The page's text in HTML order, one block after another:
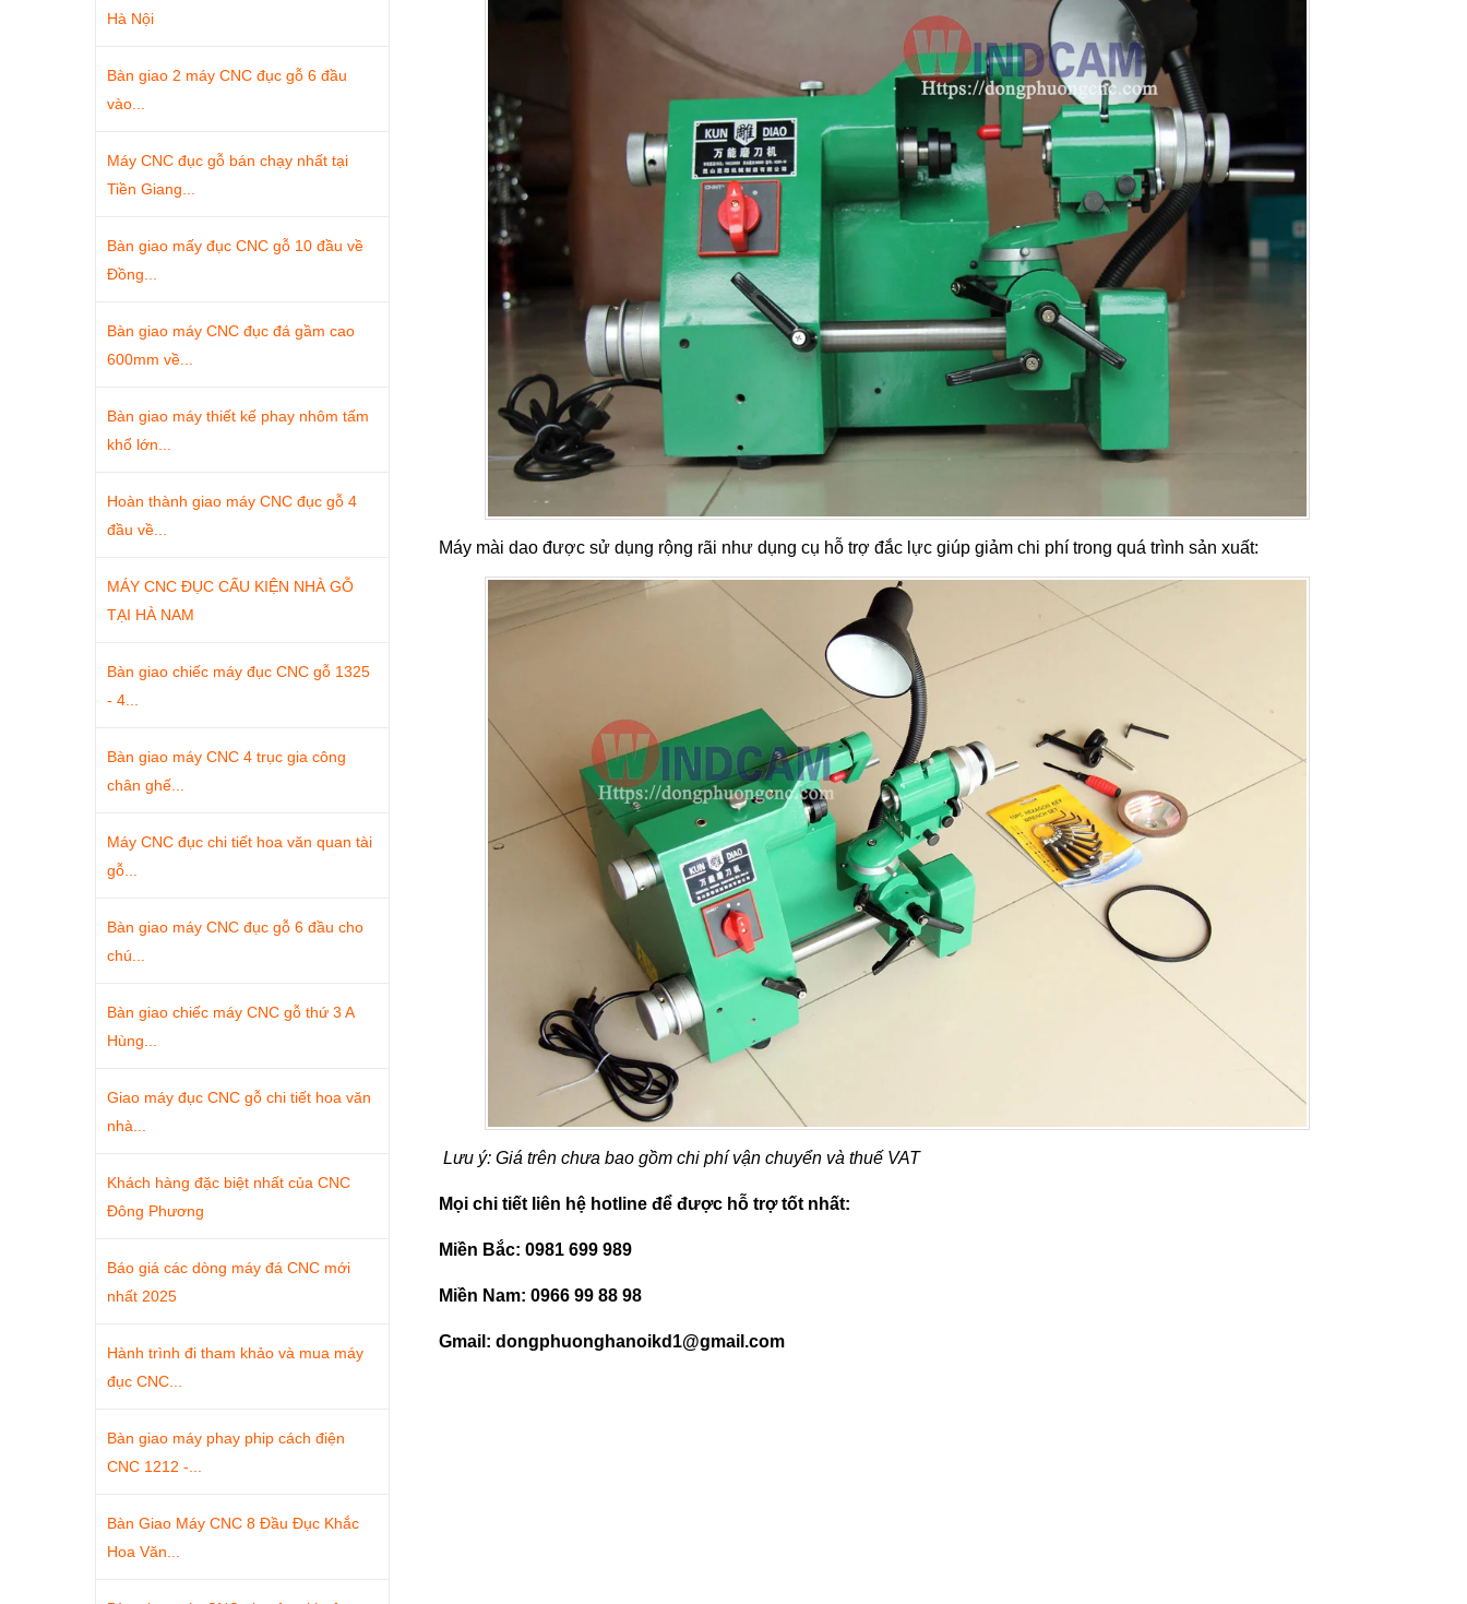
Hà Nội
Bàn giao 2 máy CNC đục gỗ 6 đầu
vào...
Máy CNC đục gỗ bán chạy nhất tại
Tiền Giang...
Bàn giao mấy đục CNC gỗ 10 đầu về
Đồng...
Bàn giao máy CNC đục đá gầm cao
600mm về...
Bàn giao máy thiết kế phay nhôm tấm
khổ lớn...
Hoàn thành giao máy CNC đục gỗ 4
đầu về...
MÁY CNC ĐỤC CẤU KIỆN NHÀ GỖ
TẠI HÀ NAM
Bàn giao chiếc máy đục CNC gỗ 1325
- 4...
Bàn giao máy CNC 4 trục gia công
chân ghế...
Máy CNC đục chi tiết hoa văn quan tài
gỗ...
Bàn giao máy CNC đục gỗ 6 đầu cho
chú...
Bàn giao chiếc máy CNC gỗ thứ 3 A
Hùng...
Giao máy đục CNC gỗ chi tiết hoa văn
nhà...
Khách hàng đặc biệt nhất của CNC
Đông Phương
Báo giá các dòng máy đá CNC mới
nhất 2025
Hành trình đi tham khảo và mua máy
đục CNC...
Bàn giao máy phay phip cách điện
CNC 1212 -...
Bàn Giao Máy CNC 8 Đầu Đục Khắc
Hoa Văn...
Máy mài dao được sử dụng rộng rãi như dụng cụ hỗ trợ đắc lực giúp giảm chi phí trong quá trình sản xuất:
Lưu ý: Giá trên chưa bao gồm chi phí vận chuyển và thuế VAT
Mọi chi tiết liên hệ hotline để được hỗ trợ tốt nhất:
Miền Bắc: 0981 699 989
Miền Nam: 0966 99 88 98
Gmail: dongphuonghanoikd1@gmail.com